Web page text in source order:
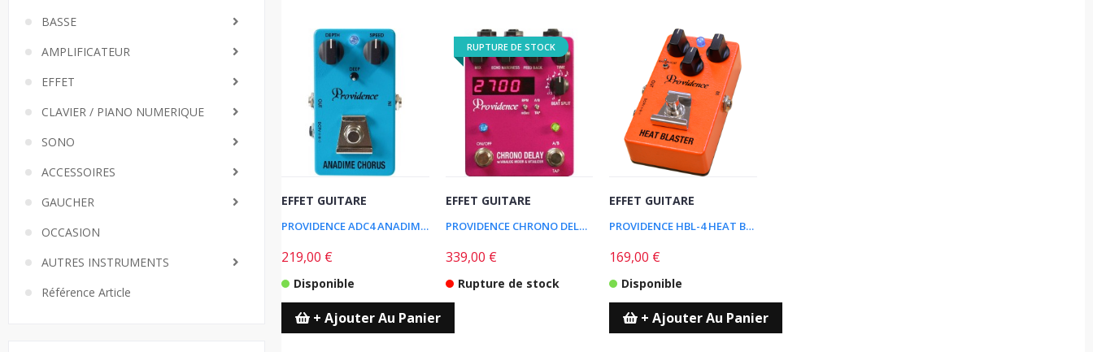
BASSE
AMPLIFICATEUR
EFFET
CLAVIER / PIANO NUMERIQUE
SONO
ACCESSOIRES
GAUCHER
OCCASION
AUTRES INSTRUMENTS
Référence Article
EFFET GUITARE
PROVIDENCE ADC4 ANADIME CHORUS
219,00 €
Disponible
+ Ajouter Au Panier
RUPTURE DE STOCK
EFFET GUITARE
PROVIDENCE CHRONO DELAY DLY4
339,00 €
Rupture de stock
EFFET GUITARE
PROVIDENCE HBL-4 HEAT BLASTER
169,00 €
Disponible
+ Ajouter Au Panier